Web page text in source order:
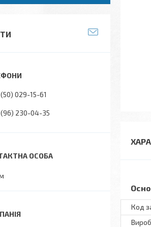
Код
029-15-61
230-04-35